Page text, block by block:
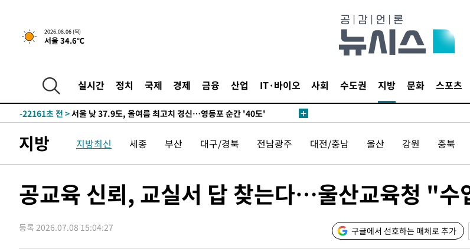
2026.08.06 (목)
서울 34.6℃
실시간 정치 국제 경제 금융 산업 IT·바이오 사회 수도권 지방 문화 스포츠
-23477초 전 >[속보]합참 "북, 동해상으로 미상 발사체 발사"
-22873초 전 >'낮 최고 39도' 불볕더위…한밤 열대야도 계속[내일날씨]
-22494초 전 >
"韓 외환시장 개입 관측 배경엔 美의 대한국 무역적자 있어"
-22321초 전 >
-22161초 전 >서울 낮 37.9도, 올여름 최고치 경신…영등포 순간 '40도'
-17818초 전 >
[속보]코스닥, 800p 회복…0.26% 오른 801.67 마감
-17748초 전 >[속보]코스피, 301.88포인트(4.58%) 내린 6296.38 마감
-15212초 전 >"여기 떨어졌다"…다누리, 스페이스X 로켓 달 충돌 흔적 포착
-4858초 전 >내일까지 39도 '펄펄'…기상청 "태풍 지나며 폭염 잠시 꺾인다"
-4495초 전 >트럼프, 한국계 진보 주지사 후보 맹공…"공산주의가 최대 위협"
지방 지방최신 세종 부산 대구/경북 전남광주 대전/충남 울산 강원 충북
공교육 신뢰, 교실서 답 찾는다…울산교육청 "수
등록 2026.07.08 15:04:27 구글에서 선호하는 매체로 추가